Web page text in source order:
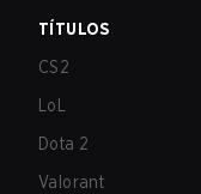
TÍTULOS
CS2
LoL
Dota 2
Valorant